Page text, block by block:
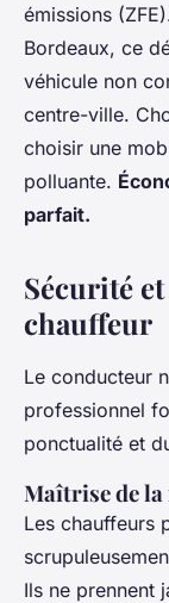
émissions
Bordeaux, ce
véhicule non
centre-ville.
choisir une
polluante.
parfait.
Sécurité
chauffeur
Le conducteur
professionnel
ponctualité et
Maîtrise de
Les chauffeurs
Ils ne prennent